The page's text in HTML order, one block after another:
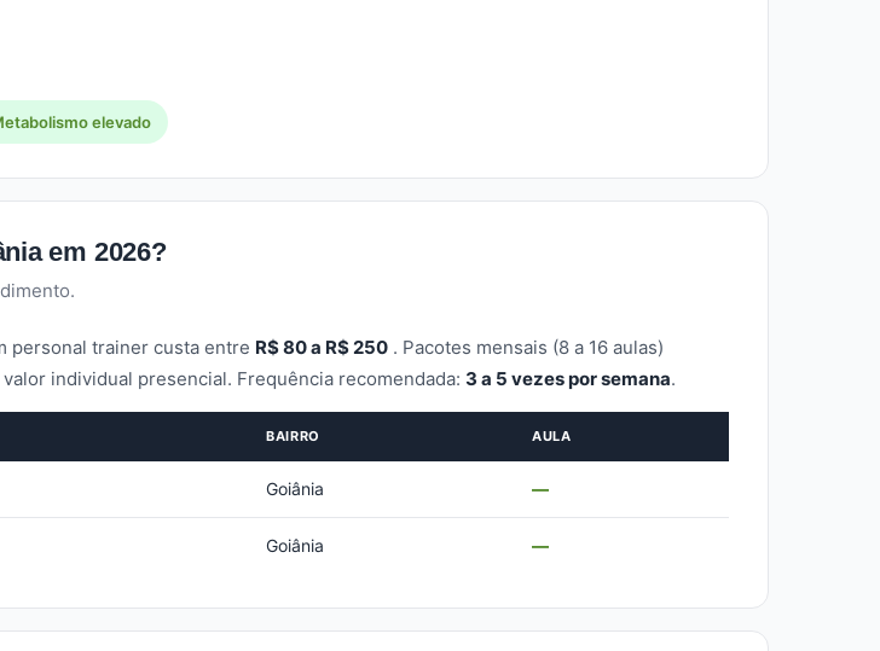
elevado
em 2026?
personal trainer custa entre R$ 80 a R$ 250 . Pacotes mensais (8 a 16 aulas)
valor individual presencial. Frequência recomendada: 3 a 5 vezes por semana.
BAIRRO AULA
Goiânia —
Goiânia —